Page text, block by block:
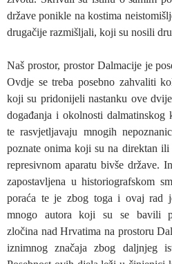
države ponikle na kostima
drugačije razmišljali, koji su nosili
Naš prostor, prostor Dalmacije je
Ovdje se treba posebno zahvaliti
koji su pridonijeli nastanku ove
događanja i okolnosti dalmatinskog
te rasvjetljavaju mnogih
poznate onima koji su na direktan
represivnom aparatu bivše države.
zapostavljena u historiografskom
poraća te je zbog toga i ovaj rad
mnogo autora koji su se bavili
zločina nad Hrvatima na prostoru
iznimnog značaja zbog daljnjeg